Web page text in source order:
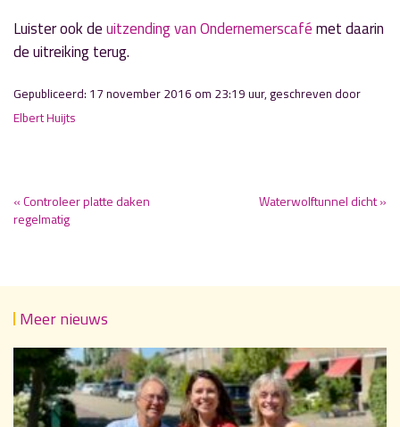
Luister ook deuitzending van Ondernemerscafémet daarin
de uitreiking terug.
Gepubliceerd: 17 november 2016 om 23:19 uur, geschreven door
Elbert Huijts
« Controleer platte daken
regelmatig
Waterwolftunnel dicht »
Meer nieuws